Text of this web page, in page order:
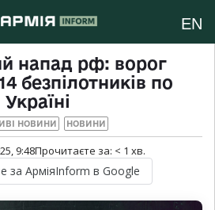
EN
напад рф: ворог
безпілотників по
Україні
НОВИНИ НОВИНИ
9:48Прочитаєте за: < 1 хв.
за АрміяInform в Google